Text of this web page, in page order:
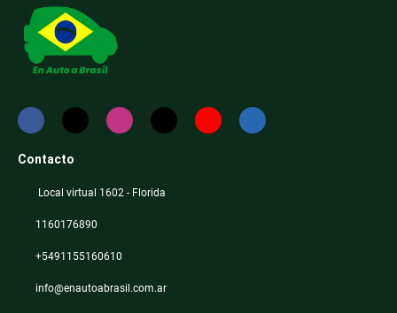
Contacto
Local virtual 1602 - Florida
1160176890
+5491155160610
info@enautoabrasil.com.ar